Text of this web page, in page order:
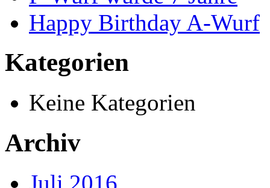
Happy Birthday A-Wurf
Kategorien
Keine Kategorien
Archiv